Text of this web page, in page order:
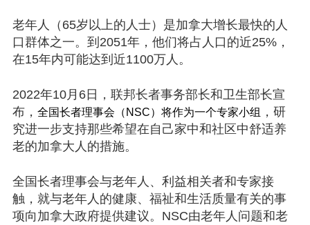
老年人（65岁以上的人士）是加拿大增长最快的人
口群体之一。到2051年，他们将占人口的近25%，
在15年内可能达到近1100万人。
2022年10月6日，联邦长者事务部长和卫生部长宣
布，全国长者理事会（NSC）将作为一个专家小组
，研
究进一步支持那些希望在自己家中和社区中舒适养
老的加拿大人的措施。
全国长者理事会与老年人、利益相关者和专家接
触，就与老年人的健康、福祉和生活质量有关的事
项向加拿大政府提供建议。NSC由老年人问题和老